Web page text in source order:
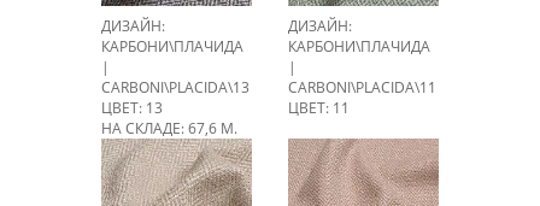
ДИЗАЙН:
КАРБОНИ\ПЛАЧИДА
|
CARBONI\PLACIDA\13
ЦВЕТ: 13
НА СКЛАДЕ: 67,6 М.
ДИЗАЙН:
КАРБОНИ\ПЛАЧИДА
|
CARBONI\PLACIDA\11
ЦВЕТ: 11